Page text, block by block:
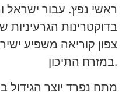
ראשי נפץ. עבור ישראל
בדוקטרינות הגרעיניות
צפון קוריאה משפיע
במזרח התיכון.
מתח נפרד יוצר הגידול